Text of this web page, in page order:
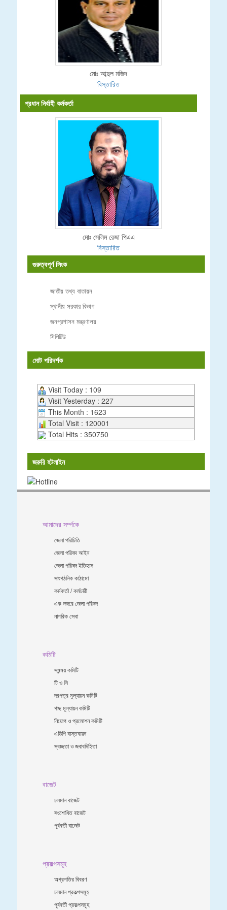
মোঃ আব্দুল মজিদ
বিস্তারিত
প্রধান নির্বাহী কর্মকর্তা
মোঃ সেলিম রেজা পিএএ
বিস্তারিত
গুরুত্বপূর্ণ লিংক
জাতীয় তথ্য বাতায়ন
স্থানীয় সরকার বিভাগ
জনপ্রশাসন মন্ত্রণালয়
সিপিটিউ
মোট পরিদর্শক
Visit Today : 109
Visit Yesterday : 227
This Month : 1623
Total Visit : 120001
Total Hits : 350750
জরুরি হটলাইন
আমাদের সর্ম্পকে
জেলা পরিচিতি
জেলা পরিষদ আইন
জেলা পরিষদ ইতিহাস
সাংগঠনিক কাঠামো
কর্মকর্তা / কর্মচারী
এক নজরে জেলা পরিষদ
নাগরিক সেবা
কমিটি
সমন্ময় কমিটি
টি ও সি
দরপত্র মূল্যায়ন কমিটি
গাছ মূল্যায়ন কমিটি
নিয়োগ ও প্রমোশন কমিটি
এডিপি বাস্তবায়ন
স্বচ্ছতা ও জবাবদিহিতা
বাজেট
চলমান বাজেট
সংশোধিত বাজেট
পূর্ববর্তী বাজেট
প্রকল্পসমূহ
অগ্রগতির বিবরণ
চলমান প্রকল্পসমূহ
পূর্ববর্তী প্রকল্পসমূহ